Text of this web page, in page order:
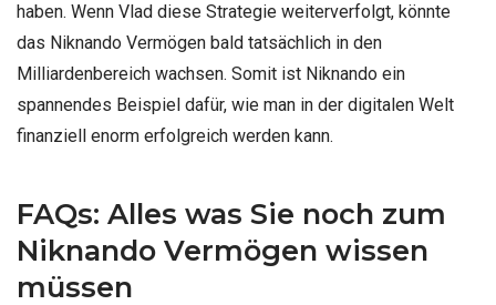
haben. Wenn Vlad diese Strategie weiterverfolgt, könnte
das Niknando Vermögen bald tatsächlich in den
Milliardenbereich wachsen. Somit ist Niknando ein
spannendes Beispiel dafür, wie man in der digitalen Welt
finanziell enorm erfolgreich werden kann.
FAQs: Alles was Sie noch zum
Niknando Vermögen wissen
müssen